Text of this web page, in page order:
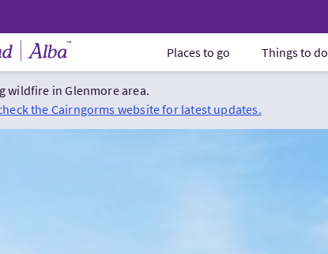
Home Places to go Things to do
wildfire in Glenmore area.
the Cairngorms website for latest updates.